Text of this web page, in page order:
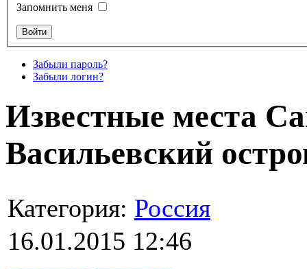
Запомнить меня
Забыли пароль?
Забыли логин?
Известные места
Васильевский
Категория: Россия
16.01.2015 12:46